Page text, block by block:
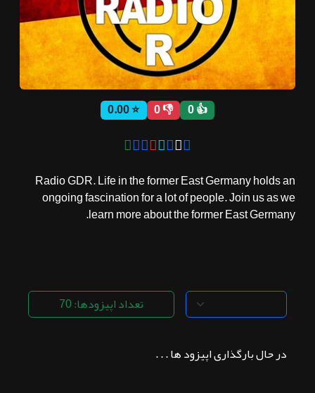
اشتراک‌ها
👍 0
👎 0
⭐ 0.00
Radio GDR. Life in the former East Germany holds an
ongoing fascination for a lot of people. Join us as we
learn more about the former East Germany.
تعداد اپیزودها: 70
در حال بارگذاری اپیزود ها . . .